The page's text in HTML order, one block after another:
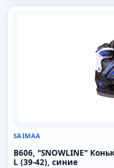
SAIMAA
SAIMAA
B606, "SNOWLINE"
L (39-42), синие